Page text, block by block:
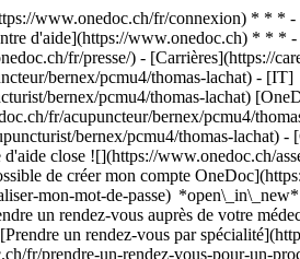
www.onedoc.ch/fr/connexion) * * * -
d'aide](https://www.onedoc.ch) * * * -
fr/presse/) - [Carrières](https://
bernex/pcmu4/thomas-lachat) - [IT]
bernex/pcmu4/thomas-lachat)
fr/acupuncteur/bernex/pcmu4/
bernex/pcmu4/thomas-lachat) -
close ![](https://www.onedoc.ch/
de créer mon compte
mon-mot-de-passe)
un rendez-vous auprès de votre
un rendez-vous par
fr/prendre-un-rendez-vous-pour-un-